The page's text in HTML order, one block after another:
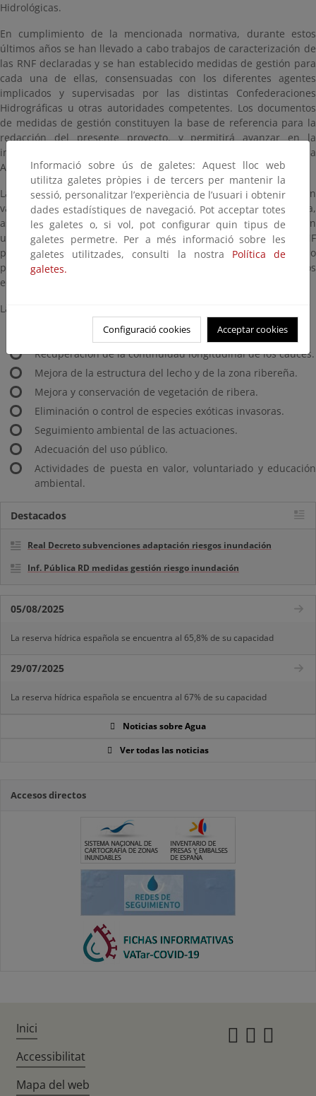
Hidrológicas.
En cumplimiento de la mencionada normativa, durante estos
últimos años se han llevado a cabo trabajos de caracterización de
las RNF declaradas y se han establecido medidas de gestión para
cada una de ellas, consensuadas con los diferentes agentes
implicados y supervisadas por las distintas Confederaciones
Hidrográficas u otras autoridades competentes. Los documentos
de medidas de gestión constituyen la base de referencia para la
redacción del presente proyecto, y permitirá avanzar en la
implantación de las medidas que correspondan a la
Administración General del Estado y sus Organismos de cuenca.
La finalidad de estos trabajos es la conservación y la puesta en
valor de las Reservas Naturales Fluviales en la cuenca del Segura,
así como de otros tramos que, sin estar declarados RNF, poseen
un alto valor que es necesario preservar. Por otro lado, las RNF
por su situación inalterada, constituyen un escenario privilegiado
para valorar los impactos causados por el cambio climático en los
ecosistemas fluviales.
Las actuaciones previstas en estos tramos de río son, entre otras:
Retirada de residuos.
Recuperación de la continuidad longitudinal de los cauces.
Mejora de la estructura del lecho y de la zona ribereña.
Mejora y conservación de vegetación de ribera.
Eliminación o control de especies exóticas invasoras.
Seguimiento ambiental de las actuaciones.
Adecuación del uso público.
Actividades de puesta en valor, voluntariado y educación
ambiental.
Destacados
Real Decreto subvenciones adaptación riesgos inundación
Inf. Pública RD medidas gestión riesgo inundación
05/08/2025
La reserva hídrica española se encuentra al 65,8% de su capacidad
29/07/2025
La reserva hídrica española se encuentra al 67% de su capacidad
Noticias sobre Agua
Ver todas las noticias
Accesos directos
Informació sobre ús de galetes: Aquest lloc web
utilitza galetes pròpies i de tercers per mantenir la
sessió, personalitzar l’experiència de l’usuari i obtenir
dades estadístiques de navegació. Pot acceptar totes
les galetes o, si vol, pot configurar quin tipus de
galetes permetre. Per a més informació sobre les
galetes utilitzades, consulti la nostra Política de
galetes.
Configuració cookies Acceptar cookies
Inici
Accessibilitat
Mapa del web